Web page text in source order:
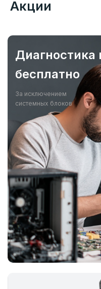
Акции
Диагностика
бесплатно
За исключением
системных блоков